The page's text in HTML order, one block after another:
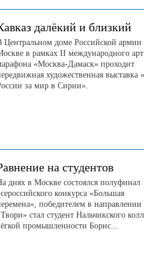
далёкий и близкий
Центральном доме Российской армии
в рамках II международного
«Москва-Дамаск» проходит
художественная выставка
за мир в Сирии».
на студентов
днях в Москве состоялся полуфинал
конкурса «Большая
победителем в направлении
стал студент Нальчикского
промышленности Борис...